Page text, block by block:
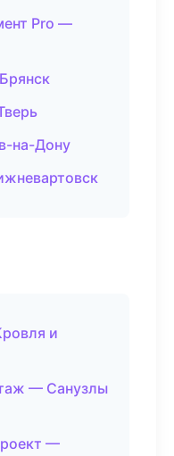
Pro —
на-Дону
и
— Санузлы
—